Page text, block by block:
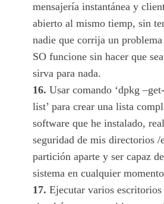
mensajería instantánea y
abierto al mismo tiemp, sin
nadie que corrija un
SO funcione sin hacer que
sirva para nada.
16. Usar comando ‘dpkg
list’ para crear una lista
software que he instalado,
seguridad de mis directorios /
partición aparte y ser capaz
sistema en cualquier
17. Ejecutar varios